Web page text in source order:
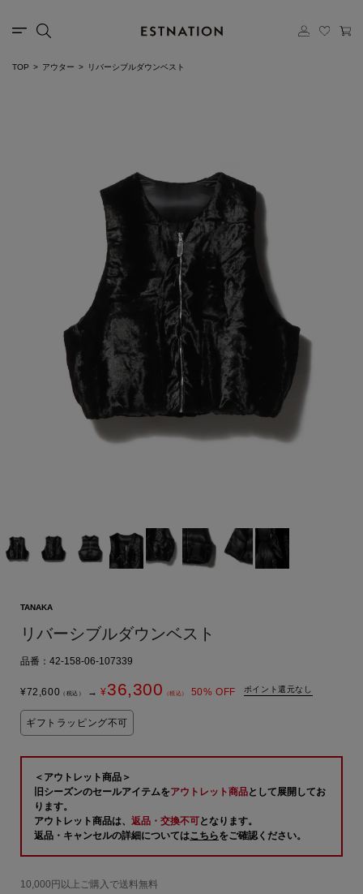
TOP アウター リバーシブルダウンベスト
TANAKA
リバーシブルダウンベスト
品番：42-158-06-107339
¥72,600 （税込） → ¥36,300 （税込） 50% OFF ポイント還元なし
ギフトラッピング不可
＜アウトレット商品＞
旧シーズンのセールアイテムをアウトレット商品として展開してお
ります。
アウトレット商品は、 返品・交換不可となります。
返品・キャンセルの詳細についてはこちらをご確認ください。
10,000円以上ご購入で送料無料